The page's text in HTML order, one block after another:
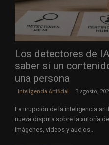
Los detectores de
saber si un
una persona
Inteligencia Artificial 3 agosto,
La irrupción de la inteligencia
nueva disputa sobre la autoría
imágenes, vídeos y audios...